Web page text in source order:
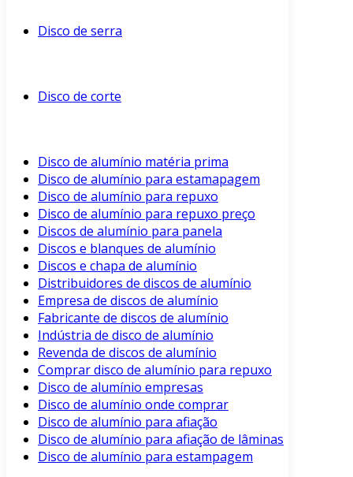
Disco de serra
Disco de corte
Disco de alumínio matéria prima
Disco de alumínio para estamapagem
Disco de alumínio para repuxo
Disco de alumínio para repuxo preço
Discos de alumínio para panela
Discos e blanques de alumínio
Discos e chapa de alumínio
Distribuidores de discos de alumínio
Empresa de discos de alumínio
Fabricante de discos de alumínio
Indústria de disco de alumínio
Revenda de discos de alumínio
Comprar disco de alumínio para repuxo
Disco de alumínio empresas
Disco de alumínio onde comprar
Disco de alumínio para afiação
Disco de alumínio para afiação de lâminas
Disco de alumínio para estampagem